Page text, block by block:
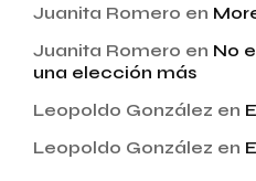
Juanita Romero en
Juanita Romero en No
una elección más
Leopoldo González en
Leopoldo González en